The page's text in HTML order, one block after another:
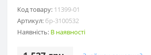
Код товару: 11399-01
Артикул: бр-3100532
Наявність: В наявності